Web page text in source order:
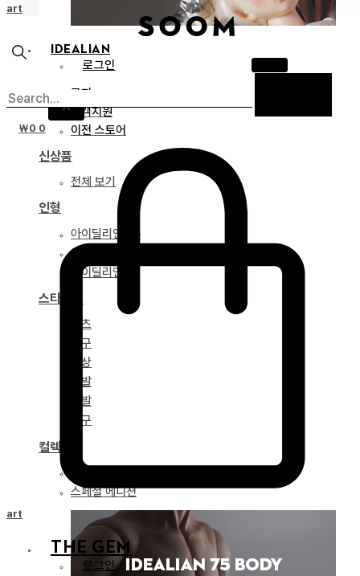
IDEALIAN
로그인
X
공지
고객지원
이전 스토어
신상품
전체 보기
인형
아이딜리언 75
아이딜리언 68
아이딜리언 51
스타일링
파츠
안구
의상
가발
신발
도구
컬렉션
스페셜 에디션
₩0 0
THE GEM
로그인